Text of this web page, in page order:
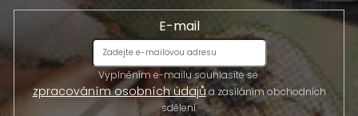
E-mail
Vyplněním e-mailu souhlasíte se
zpracováním osobních údajůa zasíláním obchodních
sdělení.